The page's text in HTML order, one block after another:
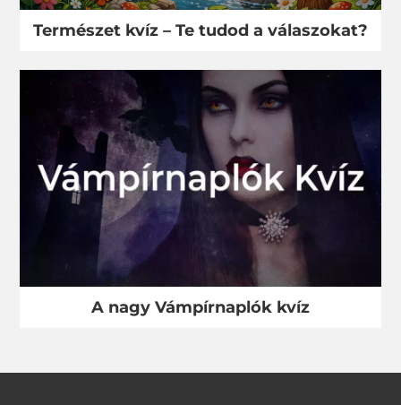
Természet kvíz – Te tudod a válaszokat?
A nagy Vámpírnaplók kvíz